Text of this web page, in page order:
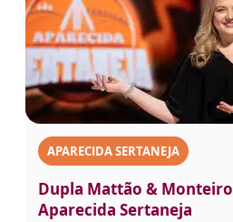
APARECIDA SERTANEJA
Dupla Mattão &
Aparecida Sertaneja